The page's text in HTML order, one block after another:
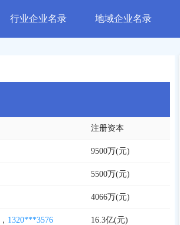
行业企业名录 地域企业名录
注册资本
9500万(元)
5500万(元)
4066万(元)
， 1320***3576 16.3亿(元)